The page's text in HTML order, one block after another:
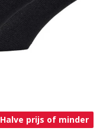
Halve prijs of minder